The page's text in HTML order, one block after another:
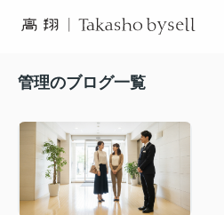
管理のブログ一覧